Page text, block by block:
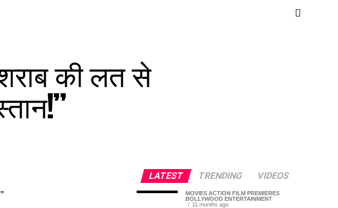
की लत से
LATEST TRENDING VIDEOS
MOVIES ACTION FILM PREMIERES
BOLLYWOOD ENTERTAINMENT
11 months ago